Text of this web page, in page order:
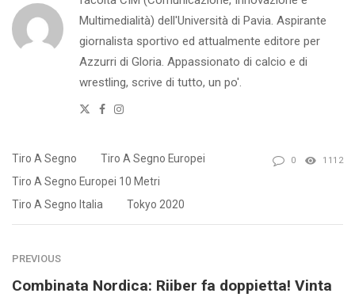
Multimedialità) dell'Università di Pavia. Aspirante
giornalista sportivo ed attualmente editore per
Azzurri di Gloria. Appassionato di calcio e di
wrestling, scrive di tutto, un po'.
Twitter
Facebook
Instagram
Tiro A Segno
Tiro A Segno Europei
Tiro A Segno Europei 10 Metri
Tiro A Segno Italia
Tokyo 2020
0 1112
PREVIOUS
Combinata Nordica: Riiber fa doppietta! Vinta